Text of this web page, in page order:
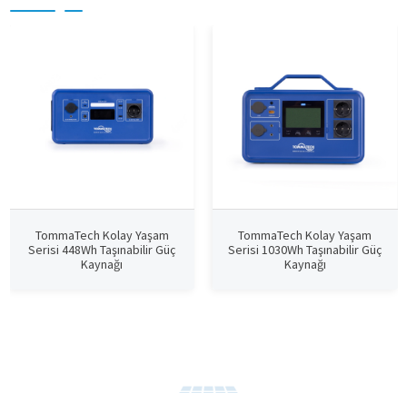
TommaTech Kolay Yaşam
Serisi 448Wh Taşınabilir Güç
Kaynağı
TommaTech Kolay Yaşam
Serisi 1030Wh Taşınabilir Güç
Kaynağı